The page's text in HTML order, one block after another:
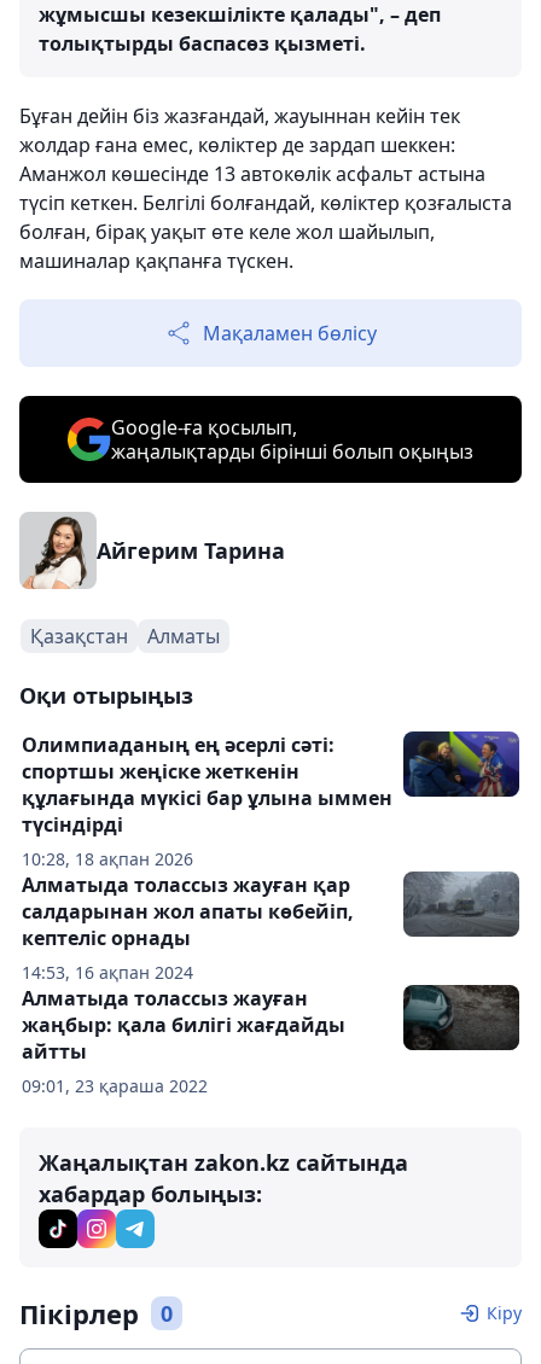
жұмысшы кезекшілікте қалады", – деп
толықтырды баспасөз қызметі.
Бұған дейін біз жазғандай, жауыннан кейін тек
жолдар ғана емес, көліктер де зардап шеккен:
Аманжол көшесінде 13 автокөлік асфальт астына
түсіп кеткен. Белгілі болғандай, көліктер қозғалыста
болған, бірақ уақыт өте келе жол шайылып,
машиналар қақпанға түскен.
Мақаламен бөлісу
Google-ға қосылып,
жаңалықтарды бірінші болып оқыңыз
Айгерим Тарина
Қазақстан Алматы
Оқи отырыңыз
10:28, 18 ақпан 2026
Олимпиаданың ең әсерлі сәті:
спортшы жеңіске жеткенін
құлағында мүкісі бар ұлына ыммен
түсіндірді
14:53, 16 ақпан 2024
Алматыда толассыз жауған қар
салдарынан жол апаты көбейіп,
кептеліс орнады
09:01, 23 қараша 2022
Алматыда толассыз жауған
жаңбыр: қала билігі жағдайды
айтты
Жаңалықтан zakon.kz сайтында
хабардар болыңыз:
Пікірлер 0 Кіру